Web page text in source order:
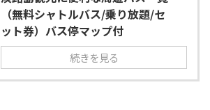
（無料シャトルバス/乗り放題/セ
ット券）バス停マップ付
続きを見る